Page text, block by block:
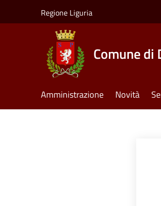
Regione Liguria
Comune di
Amministrazione Novità